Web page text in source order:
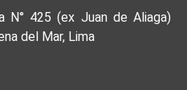
N° 425 (ex Juan de Aliaga)
del Mar, Lima